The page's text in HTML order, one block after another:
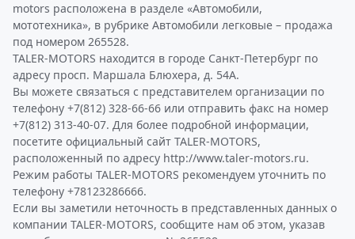
motors расположена в разделе «Автомобили,
мототехника», в рубрике Автомобили легковые – продажа
под номером 265528.
TALER-MOTORS находится в городе Санкт-Петербург по
адресу просп. Маршала Блюхера, д. 54А.
Вы можете связаться с представителем организации по
телефону +7(812) 328-66-66 или отправить факс на номер
+7(812) 313-40-07. Для более подробной информации,
посетите официальный сайт TALER-MOTORS,
расположенный по адресу http://www.taler-motors.ru.
Режим работы TALER-MOTORS рекомендуем уточнить по
телефону +78123286666.
Если вы заметили неточность в представленных данных о
компании TALER-MOTORS, сообщите нам об этом, указав